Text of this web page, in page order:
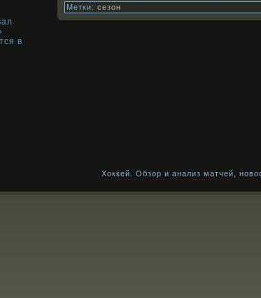
в
Метки: сезон
Хоккей. Обзор и анализ матчей,